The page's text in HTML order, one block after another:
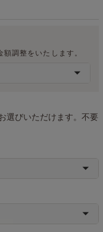
調整をいたします。
選びいただけます。不要